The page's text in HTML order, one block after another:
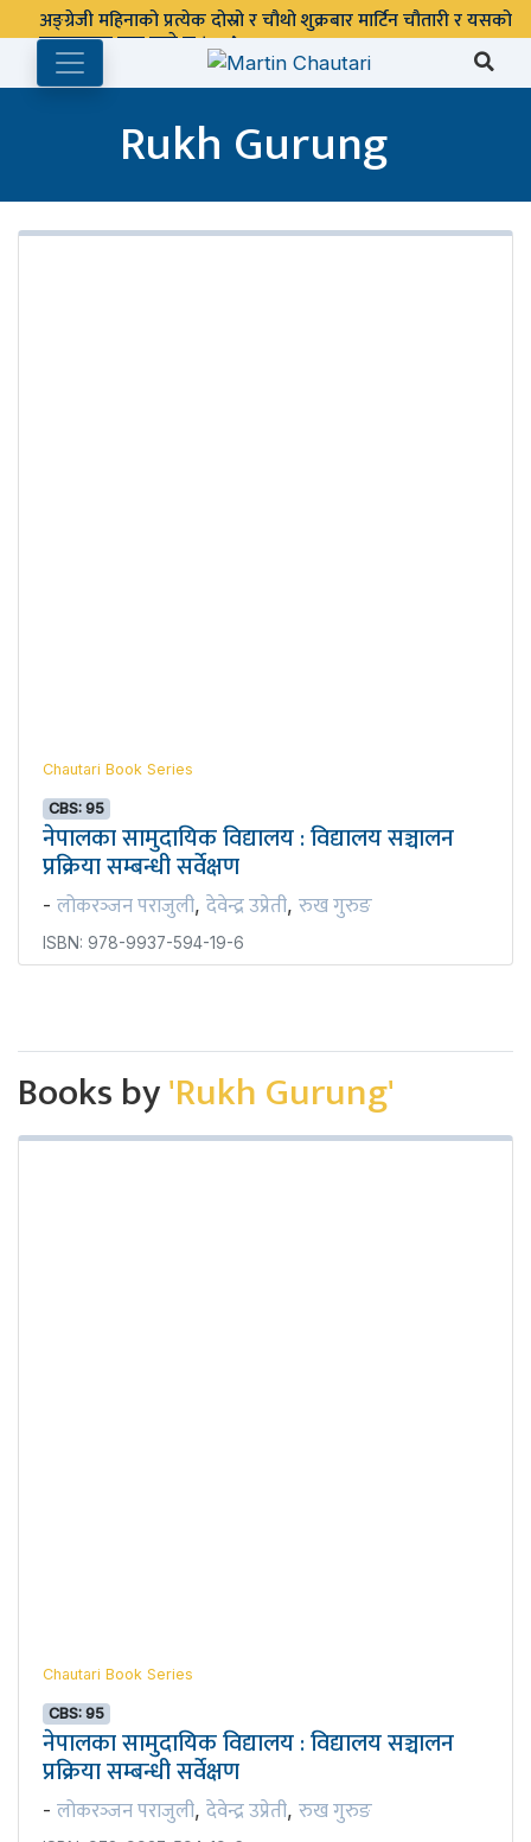
अङ्ग्रेजी महिनाको प्रत्येक दोस्रो र चौथो शुक्रबार मार्टिन चौतारी र यसको
पुस्तकालय बन्द रहने छ ।
Rukh Gurung
Chautari Book Series
CBS: 95
नेपालका सामुदायिक विद्यालय : विद्यालय सञ्चालन
प्रक्रिया सम्बन्धी सर्वेक्षण
- लोकरञ्‍जन पराजुली, देवेन्द्र उप्रेती, रुख गुरुङ
ISBN: 978-9937-594-19-6
Books by'Rukh Gurung'
Chautari Book Series
CBS: 95
नेपालका सामुदायिक विद्यालय : विद्यालय सञ्चालन
प्रक्रिया सम्बन्धी सर्वेक्षण
- लोकरञ्‍जन पराजुली, देवेन्द्र उप्रेती, रुख गुरुङ